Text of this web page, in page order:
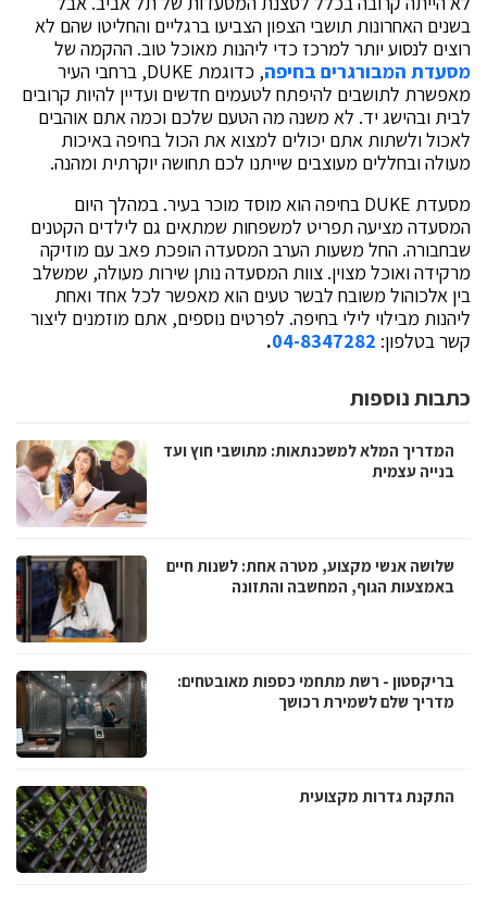
בשנים האחרונות תושבי הצפון הצביעו ברגליים והחליטו שהם לא
רוצים לנסוע יותר למרכז כדי ליהנות מאוכל טוב. ההקמה של
מסעדת המבורגרים בחיפה
, כדוגמת DUKE, ברחבי העיר
מאפשרת לתושבים להיפתח לטעמים חדשים ועדיין להיות קרובים
לבית ובהישג יד. לא משנה מה הטעם שלכם וכמה אתם אוהבים
לאכול ולשתות אתם יכולים למצוא את הכול בחיפה באיכות
מעולה ובחללים מעוצבים שייתנו לכם תחושה יוקרתית ומהנה.
מסעדת DUKE בחיפה הוא מוסד מוכר בעיר. במהלך היום
המסעדה מציעה תפריט למשפחות שמתאים גם לילדים הקטנים
שבחבורה. החל משעות הערב המסעדה הופכת פאב עם מוזיקה
מרקידה ואוכל מצוין. צוות המסעדה נותן שירות מעולה, שמשלב
בין אלכוהול משובח לבשר טעים הוא מאפשר לכל אחד ואחת
ליהנות מבילוי לילי בחיפה. לפרטים נוספים, אתם מוזמנים ליצור
קשר בטלפון: 04-8347282
.
כתבות נוספות
המדריך המלא למשכנתאות: מתושבי חוץ ועד
בנייה עצמית
שלושה אנשי מקצוע, מטרה אחת: לשנות חיים
באמצעות הגוף, המחשבה והתזונה
בריקסטון - רשת מתחמי כספות מאובטחים:
מדריך שלם לשמירת רכושך
התקנת גדרות מקצועית